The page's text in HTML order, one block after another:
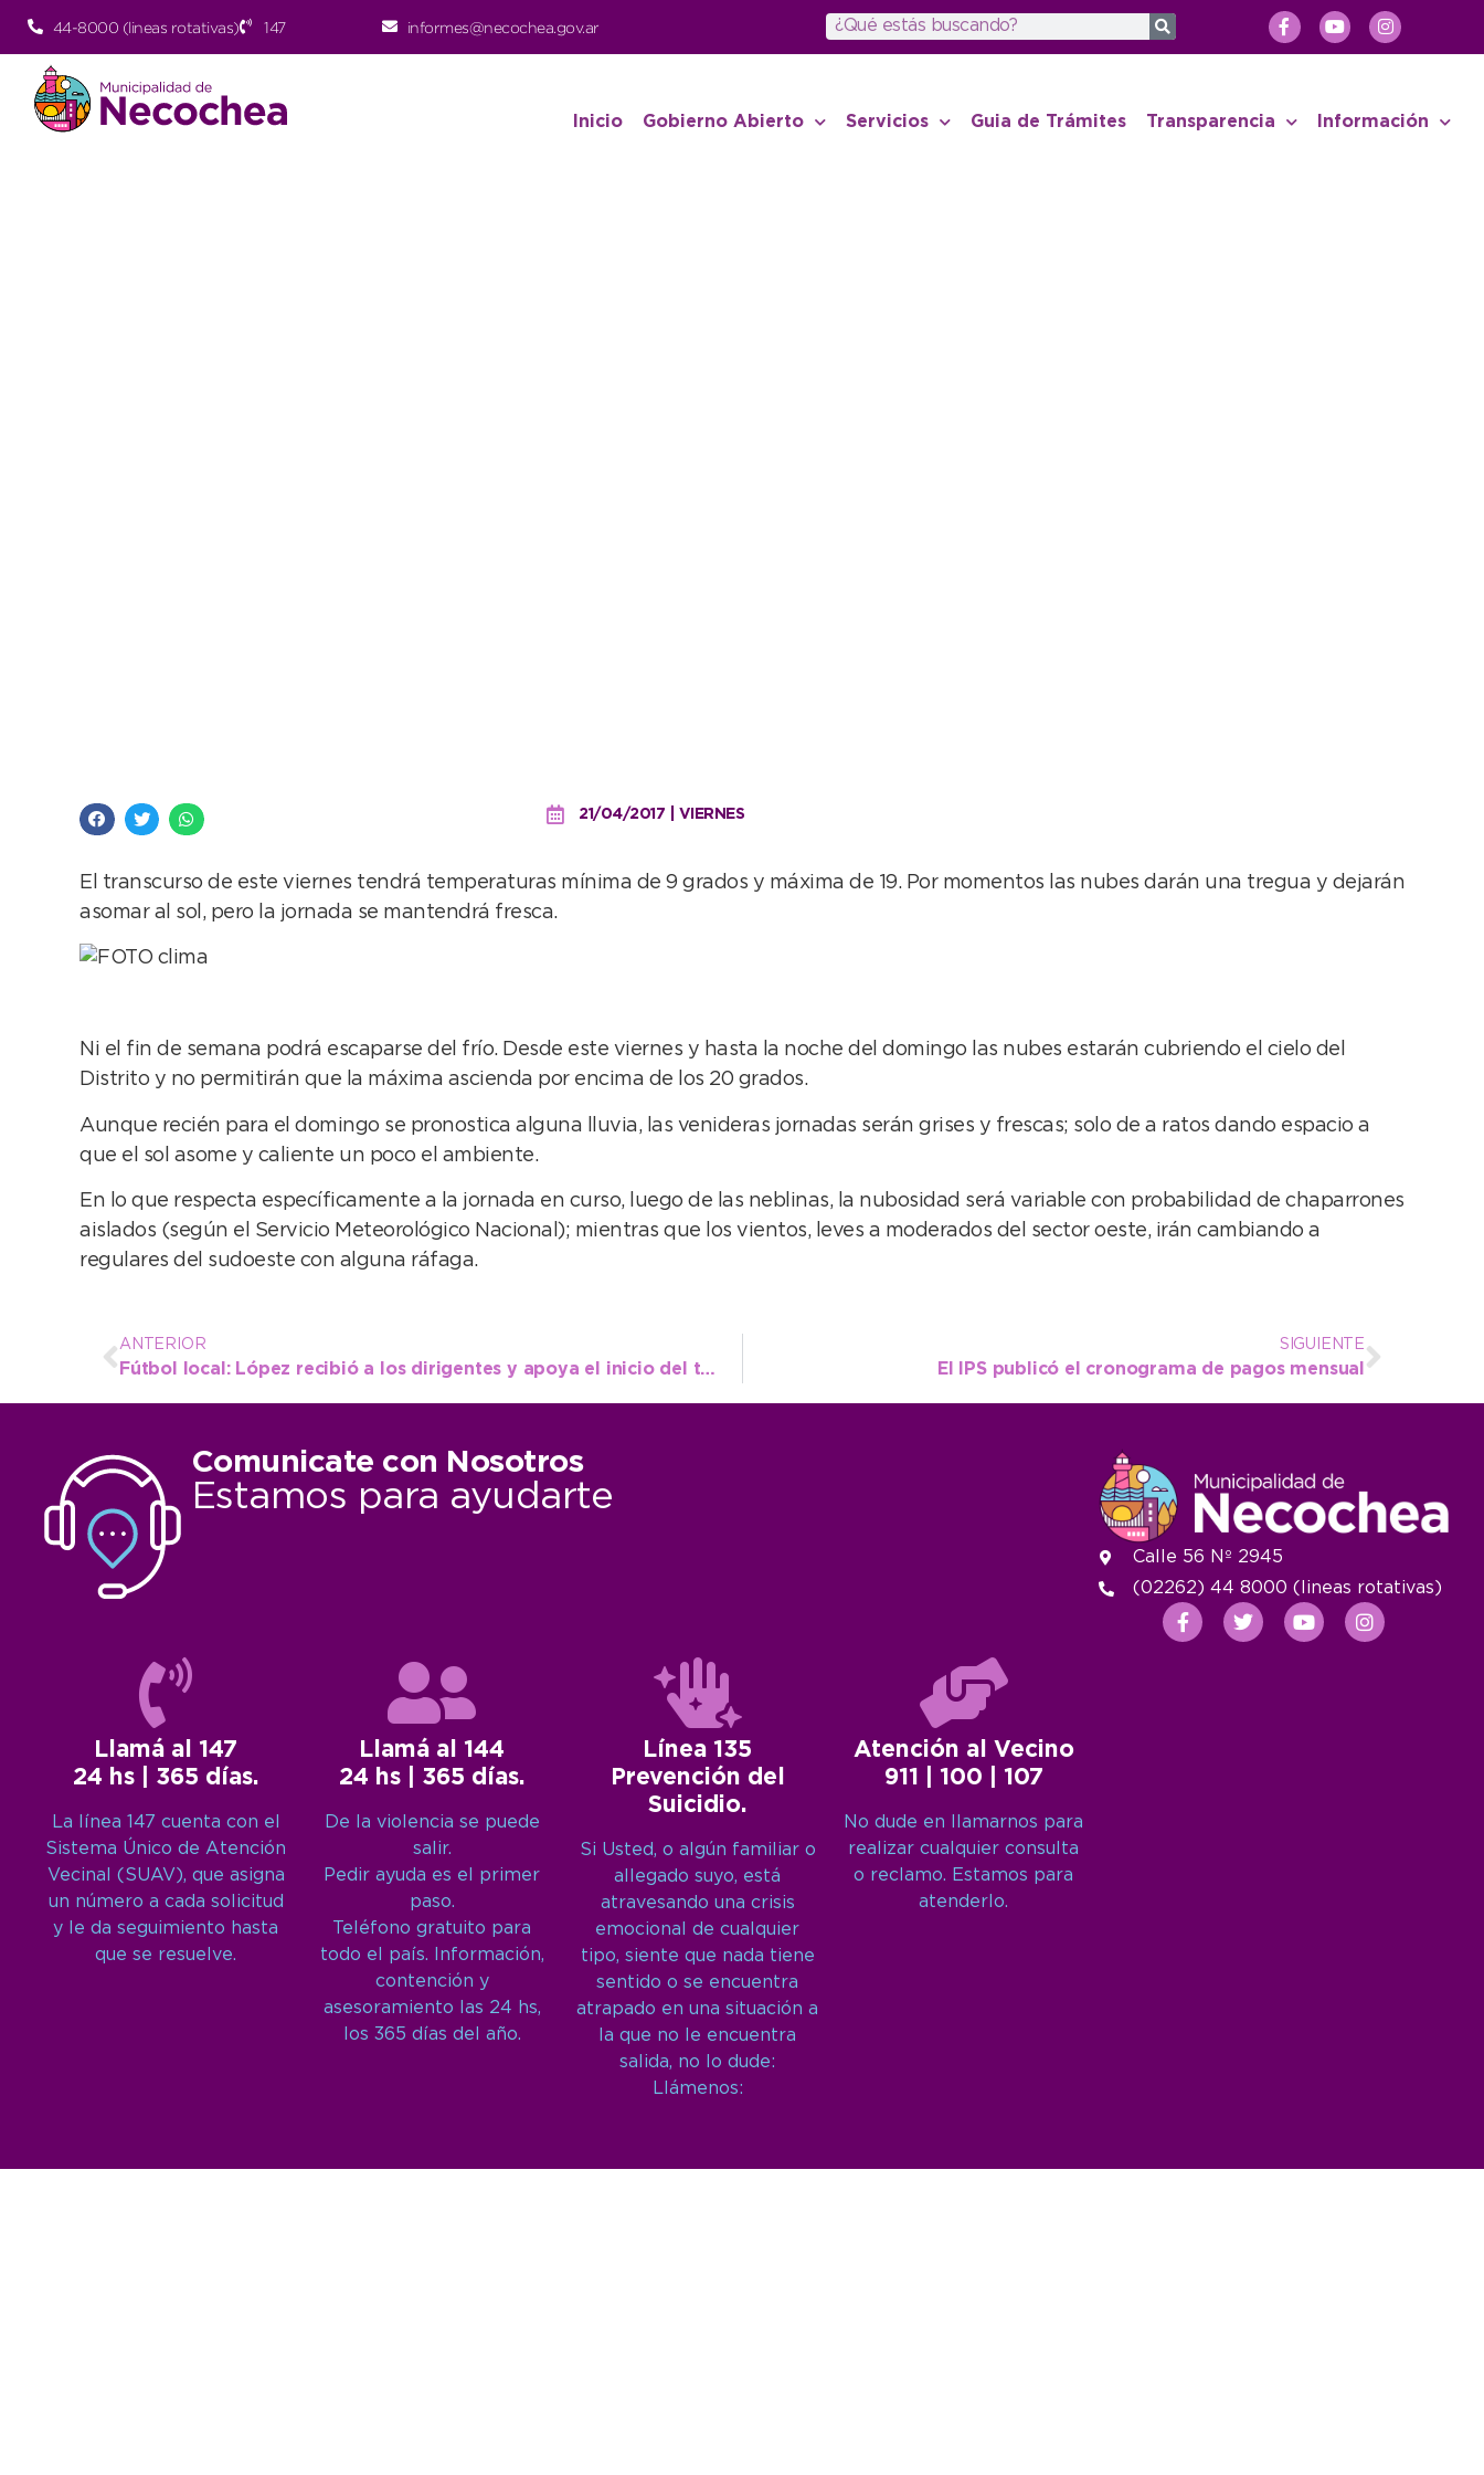
44-8000 (lineas rotativas) 147 informes@necochea.gov.ar
Inicio Gobierno Abierto Servicios Guia de Trámites Transparencia Información
21/04/2017 | VIERNES
El transcurso de este viernes tendrá temperaturas mínima de 9 grados y máxima de 19. Por momentos las nubes darán una tregua y dejarán
asomar al sol, pero la jornada se mantendrá fresca.
Ni el fin de semana podrá escaparse del frío. Desde este viernes y hasta la noche del domingo las nubes estarán cubriendo el cielo del
Distrito y no permitirán que la máxima ascienda por encima de los 20 grados.
Aunque recién para el domingo se pronostica alguna lluvia, las venideras jornadas serán grises y frescas; solo de a ratos dando espacio a
que el sol asome y caliente un poco el ambiente.
En lo que respecta específicamente a la jornada en curso, luego de las neblinas, la nubosidad será variable con probabilidad de chaparrones
aislados (según el Servicio Meteorológico Nacional); mientras que los vientos, leves a moderados del sector oeste, irán cambiando a
regulares del sudoeste con alguna ráfaga.
ANTERIOR
Fútbol local: López recibió a los dirigentes y apoya el inicio del torneo
SIGUIENTE
El IPS publicó el cronograma de pagos mensual
Comunicate con Nosotros
Estamos para ayudarte
Llamá al 147
24 hs | 365 días.
La línea 147 cuenta con el
Sistema Único de Atención
Vecinal (SUAV), que asigna
un número a cada solicitud
y le da seguimiento hasta
que se resuelve.
Llamá al 144
24 hs | 365 días.
De la violencia se puede
salir.
Pedir ayuda es el primer
paso.
Teléfono gratuito para
todo el país. Información,
contención y
asesoramiento las 24 hs,
los 365 días del año.
Línea 135
Prevención del
Suicidio.
Si Usted, o algún familiar o
allegado suyo, está
atravesando una crisis
emocional de cualquier
tipo, siente que nada tiene
sentido o se encuentra
atrapado en una situación a
la que no le encuentra
salida, no lo dude:
Llámenos:
Atención al Vecino
911 | 100 | 107
No dude en llamarnos para
realizar cualquier consulta
o reclamo. Estamos para
atenderlo.
Calle 56 Nº 2945
(02262) 44 8000 (lineas rotativas)